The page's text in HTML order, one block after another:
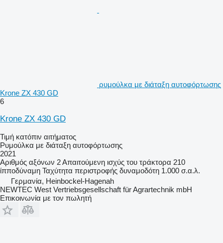
ρυμούλκα με διάταξη αυτοφόρτωσης
Krone ZX 430 GD
6
Krone ZX 430 GD
Τιμή κατόπιν αιτήματος
Ρυμούλκα με διάταξη αυτοφόρτωσης
2021
Αριθμός αξόνων 2Απαιτούμενη ισχύς του τράκτορα 210
ίπποδύναμη Ταχύτητα περιστροφής δυναμοδότη 1.000 σ.α.λ.
Γερμανία, Heinbockel-Hagenah
NEWTEC West Vertriebsgesellschaft für Agrartechnik mbH
Επικοινωνία με τον πωλητή